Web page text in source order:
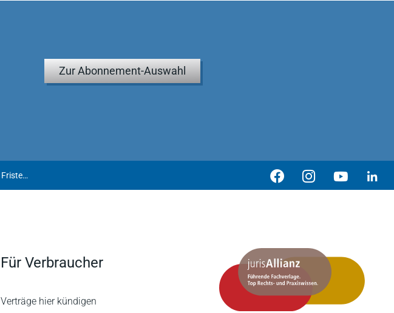
Zur Abonnement-Auswahl
Anwaltsblog 42/2024: Anforderungen an elektronischen Fristenkalender
Für Verbraucher
Verträge hier kündigen